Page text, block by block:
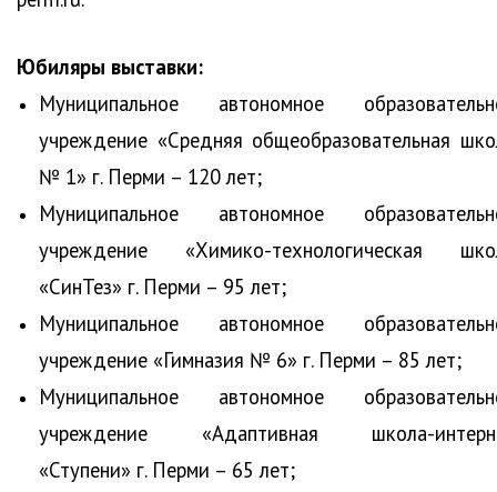
Юбиляры выставки:
Муниципальное автономное
учреждение «Средняя общеобразовательная
№ 1» г. Перми – 120 лет;
Муниципальное автономное
учреждение «Химико-технологическая
«СинТез» г. Перми ­– 95 лет;
Муниципальное автономное
учреждение «Гимназия № 6» г. Перми – 85 лет;
Муниципальное автономное
учреждение «Адаптивная школа-
«Ступени» г. Перми – 65 лет;